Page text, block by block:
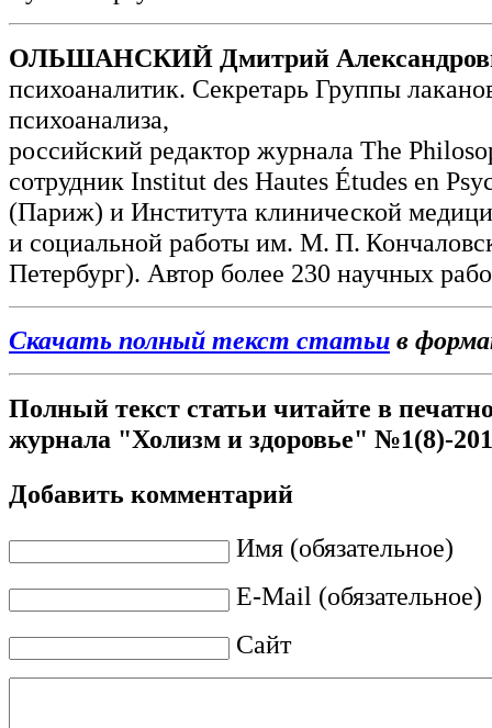
ОЛЬШАНСКИЙ Дмитрий
психоаналитик. Секретарь Группы
психоанализа,
российский редактор журнала The
сотрудник Institut des Hautes Études en
(Париж) и Института клини­ческой
и социальной работы им. М. П.
Петербург). Автор более 230 научных
Скачать полный текст статьи в
Полный текст статьи читайте в
журнала "Холизм и здоровье" №1(8)-
Добавить комментарий
Имя (обязательное)
E-Mail (обязательное)
Сайт